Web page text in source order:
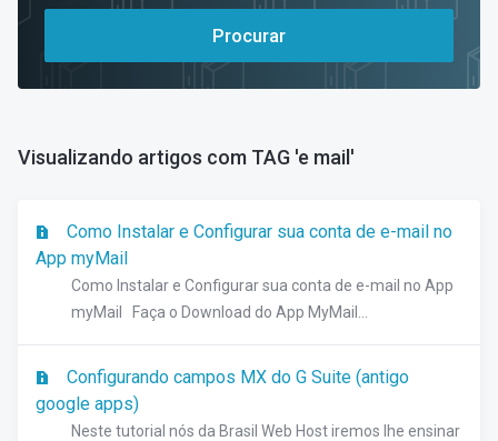
Procurar
Visualizando artigos com TAG 'e mail'
Como Instalar e Configurar sua conta de e-mail no
App myMail
Como Instalar e Configurar sua conta de e-mail no App
myMail Faça o Download do App MyMail...
Configurando campos MX do G Suite (antigo
google apps)
Neste tutorial nós da Brasil Web Host iremos lhe ensinar